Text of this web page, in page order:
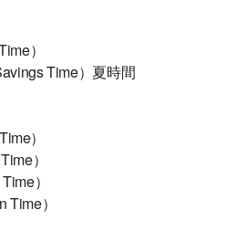
）
Time）夏時間
）
）
）
）